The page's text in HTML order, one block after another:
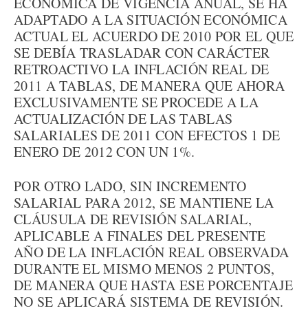
ADAPTADO A LA SITUACIÓN ECONÓMICA
ACTUAL EL ACUERDO DE 2010 POR EL QUE
SE DEBÍA TRASLADAR CON CARÁCTER
RETROACTIVO LA INFLACIÓN REAL DE
2011 A TABLAS, DE MANERA QUE AHORA
EXCLUSIVAMENTE SE PROCEDE A LA
ACTUALIZACIÓN DE LAS TABLAS
SALARIALES DE 2011 CON EFECTOS 1 DE
ENERO DE 2012 CON UN 1%.
POR OTRO LADO, SIN INCREMENTO
SALARIAL PARA 2012, SE MANTIENE LA
CLÁUSULA DE REVISIÓN SALARIAL,
APLICABLE A FINALES DEL PRESENTE
AÑO DE LA INFLACIÓN REAL OBSERVADA
DURANTE EL MISMO MENOS 2 PUNTOS,
DE MANERA QUE HASTA ESE PORCENTAJE
NO SE APLICARÁ SISTEMA DE REVISIÓN.